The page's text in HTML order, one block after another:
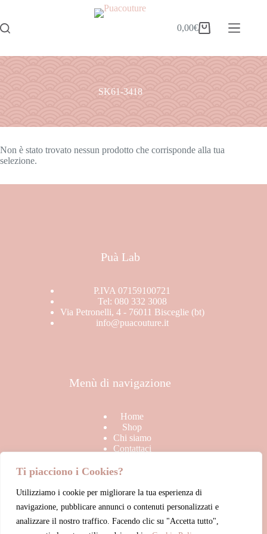
Ti piacciono i Cookies?
Utilizziamo i cookie per migliorare la tua esperienza di
navigazione, pubblicare annunci o contenuti personalizzati e
analizzare il nostro traffico. Facendo clic su "Accetta tutto",
0,00€
SK61-3418
Non è stato trovato nessun prodotto che corrisponde alla tua
selezione.
Puà Lab
P.IVA 07159100721
Tel: 080 332 3008
Via Petronelli, 4 - 76011 Bisceglie (bt)
info@puacouture.it
Menù di navigazione
Home
Shop
Chi siamo
Contattaci
Link Utili